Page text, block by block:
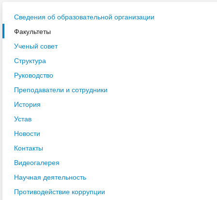
Сведения об образовательной организации
Факультеты
Ученый совет
Структура
Руководство
Преподаватели и сотрудники
История
Устав
Новости
Контакты
Видеогалерея
Научная деятельность
Противодействие коррупции